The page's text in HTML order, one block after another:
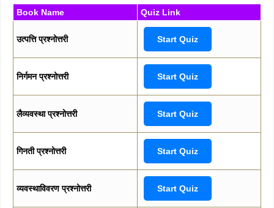
Book Name Quiz Link
उत्पत्ति प्रश्नोत्तरी Start Quiz
निर्गमन प्रश्नोत्तरी Start Quiz
लैव्यवस्था प्रश्नोत्तरी Start Quiz
गिनती प्रश्नोत्तरी Start Quiz
व्यवस्थाविवरण प्रश्नोत्तरी Start Quiz